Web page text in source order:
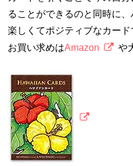
ることができるのと同時に
楽しくてポジティブなカード
お買い求めはAmazon や